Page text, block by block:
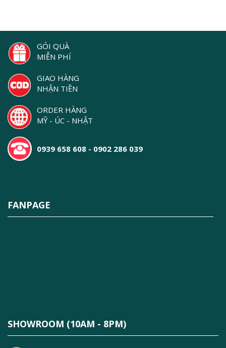
GÓI QUÀ
MIỄN PHÍ
GIAO HÀNG
NHẬN TIỀN
ORDER HÀNG
MỸ - ÚC - NHẬT
0939 658 608 - 0902 286 039
FANPAGE
SHOWROOM (10AM - 8PM)